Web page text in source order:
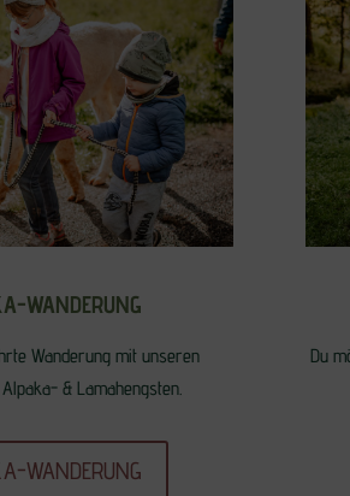
WANDERUNG
Wanderung mit unseren
& Lamahengsten.
WANDERUNG
Du